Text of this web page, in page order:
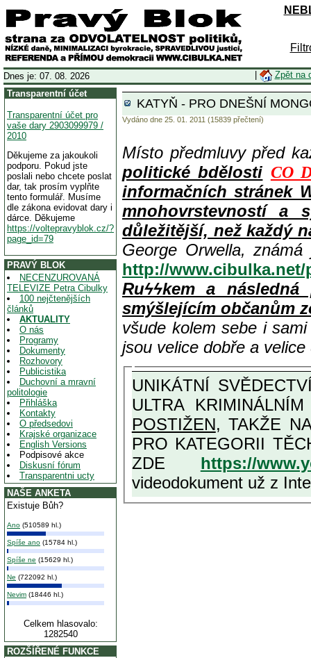
Dnes je: 07. 08. 2026
Zpět na
Transparentní účet
Transparentní účet pro
vaše dary 2903099979 /
2010
Děkujeme za jakoukoli
podporu. Pokud jste
poslali nebo chcete poslat
dar, tak prosím vyplňte
tento formulář. Musíme
dle zákona evidovat dary i
dárce. Děkujeme
https://voltepravyblok.cz/?
page_id=79
PRAVÝ BLOK
NECENZUROVANÁ
TELEVIZE Petra Cibulky
100 nejčtenějších
článků
AKTUALITY
O nás
Programy
Dokumenty
Rozhovory
Publicistika
Duchovní a mravní
politologie
Přihláška
Kontakty
O předsedovi
Krajské organizace
English Versions
Podpisové akce
Diskusní fórum
Transparentni ucty
NAŠE ANKETA
Existuje Bůh?
Ano (510589 hl.)
Spíše ano (15784 hl.)
Spíše ne (15629 hl.)
Ne (722092 hl.)
Nevim (18446 hl.)
Celkem hlasovalo:
1282540
ROZŠÍŘENÉ FUNKCE
KATYŇ - PRO DNEŠNÍ
Vydáno dne 25. 01. 2011 (15839 přečtení)
Místo předmluvy před
politické bdělosti CO
informačních stránek
mnohovrstevností a
důležitější, než každý
George Orwella,
http://www.cibulka.net/
Ruϟϟkem a
smýšlejícím občanům
všude kolem sebe i
jsou velice dobře a
UNIKÁTNÍ SVĚDECTVÍ ZE SOUČASNOSTI: PŘEDSEDA VLASTIZRÁDNÉ VLÁDY KGB MIMOŘÁDNĚ DETAILNĚ O
ULTRA
POSTIŽEN, TAKŽE NA MAXIMÁLNÍ
PRO KATEGORII TĚCH VŮBEC NEJVYŠŠÍCH PROTINÁRODNÍCH A
ZDE https://
videodokument už z